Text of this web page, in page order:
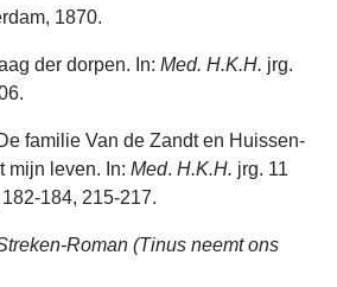
1870.
der dorpen. In: Med. H.K.H. jrg.
familie Van de Zandt en Huissen-
mijn leven. In: Med. H.K.H. jrg. 11
184, 215-217.
Roman (Tinus neemt ons